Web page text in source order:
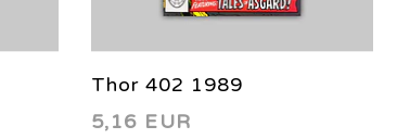
Thor 402 1989
5,16 EUR